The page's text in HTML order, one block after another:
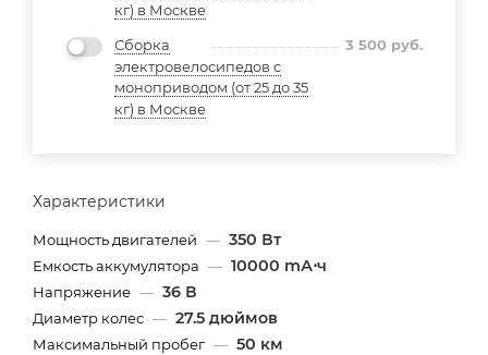
Характеристики
Мощность двигателей — 350 Вт
Емкость аккумулятора — 10000 mА⋅ч
Напряжение — 36 В
Диаметр колес — 27.5 дюймов
Максимальный пробег — 50 км
кг) в Москве
Сборка
электровелосипедов с
моноприводом (от 25 до 35
кг) в Москве
3 500 руб.